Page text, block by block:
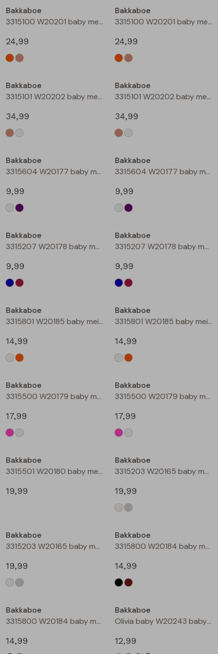
Blouses lange mouw
Sweatshirts
Gilet spencers
Jackjes
Blazers
Bermuda's
Bermuda's
Lange broek
Jackjes
Jassen
Leggings
Rokken
Lange broeken
Lange broeken
Leggings
T-shirts lange mouw
Tops
Vesten
Bakkaboe
3315100 W20201 baby meisjes buiten jack Perzik
24,99
Bakkaboe
3315100 W20201 baby meisjes buiten jack Zand
24,99
Bakkaboe
3315101 W20202 baby meisjes buiten jack Taupe
34,99
Bakkaboe
3315101 W20202 baby meisjes buiten jack Champagne
34,99
Bakkaboe
3315604 W20177 baby meisjes T-shirt lm Cream
9,99
Bakkaboe
3315604 W20177 baby meisjes T-shirt lm Lila
9,99
Bakkaboe
3315207 W20178 baby meisjes lange broek Marine
9,99
Bakkaboe
3315207 W20178 baby meisjes lange broek Wijnrood
9,99
Bakkaboe
3315801 W20185 baby meisjes rok kort Champagne
14,99
Bakkaboe
3315801 W20185 baby meisjes rok kort Perzik
14,99
Bakkaboe
3315500 W20179 baby meisjes gilet/hesje Cerise
17,99
Bakkaboe
3315500 W20179 baby meisjes gilet/hesje Cream
17,99
Bakkaboe
3315501 W20180 baby meisjes gilet/hesje Taupe
19,99
Bakkaboe
3315203 W20165 baby meisjes lange broek Cream
19,99
Bakkaboe
3315203 W20165 baby meisjes lange broek Grijs midden
19,99
Bakkaboe
3315800 W20184 baby meisjes rok kort Zwart
14,99
Bakkaboe
3315800 W20184 baby meisjes rok kort Bruin donker
14,99
Bakkaboe
Olivia baby W20243 baby meisjes T-shirt lm Kit
12,99